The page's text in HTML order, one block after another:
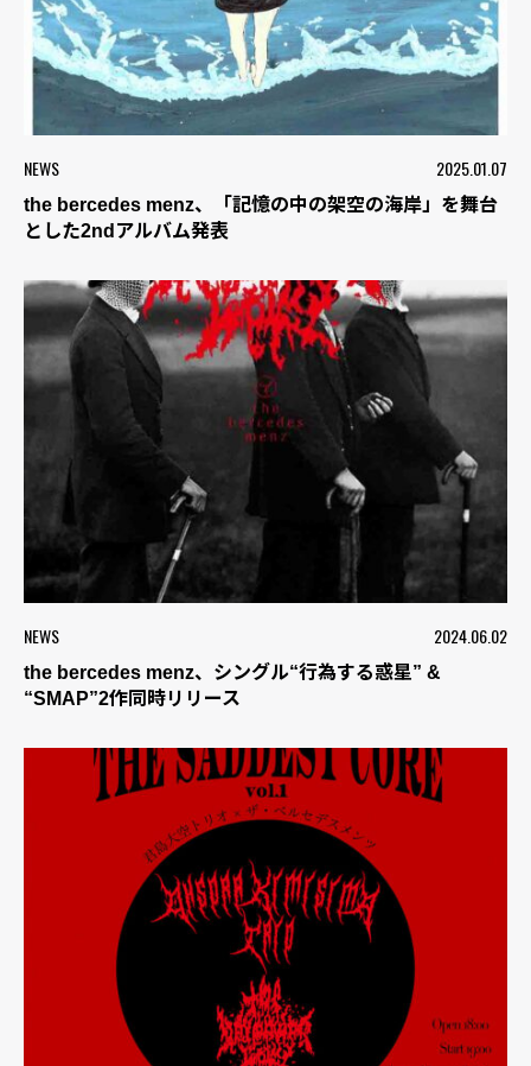
NEWS 2025.01.07
the bercedes menz、「記憶の中の架空の海岸」を舞台
とした2ndアルバム発表
NEWS 2024.06.02
the bercedes menz、シングル“行為する惑星” &
“SMAP”2作同時リリース